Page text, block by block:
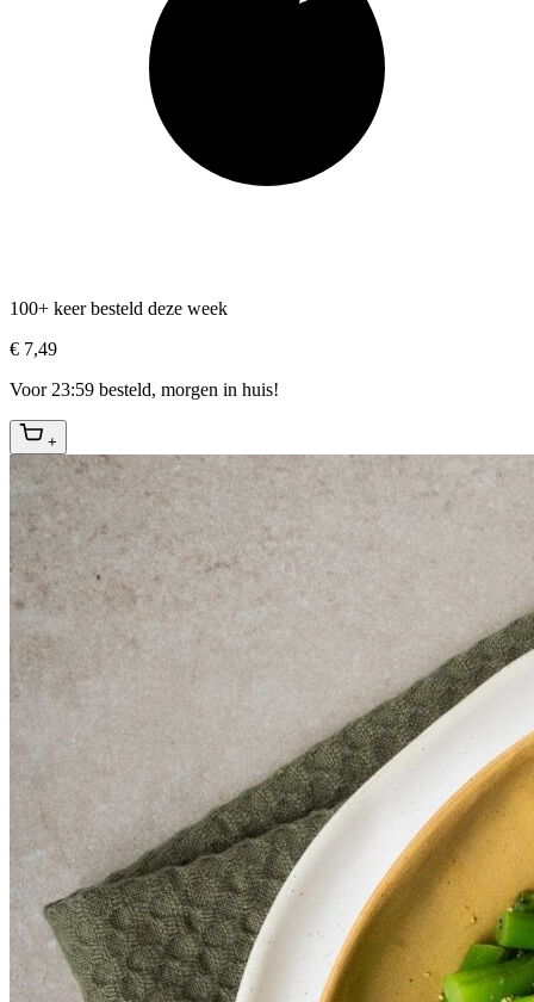
100+ keer besteld deze week
€ 7,49
Voor 23:59 besteld, morgen in huis!
+